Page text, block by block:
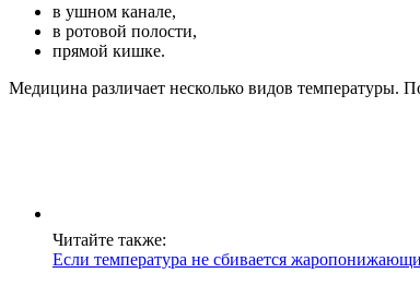
в ушном канале,
в ротовой полости,
прямой кишке.
Медицина различает несколько видов температуры.
Читайте также:
Если температура не сбивается